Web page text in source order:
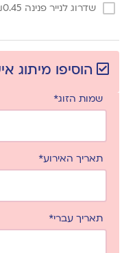
שדרוג לנייר פנינה 0.45
הוסיפו מיתוג
שמות הזוג*
תאריך האירוע*
תאריך עברי*